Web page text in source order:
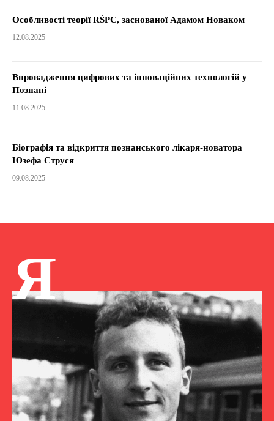
Особливості теорії RŚPC, заснованої Адамом Новаком
12.08.2025
Впровадження цифрових та інноваційних технологій у
Познані
11.08.2025
Біографія та відкриття познанського лікаря-новатора
Юзефа Струся
09.08.2025
Я